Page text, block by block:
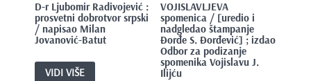
D-r Ljubomir Radivojević :
prosvetni dobrotvor srpski
/ napisao Milan
Jovanović-Batut
VIDI VIŠE
VOJISLAVLJEVA
spomenica / [uredio i
nadgledao štampanje
Đorđe S. Đorđević] ; izdao
Odbor za podizanje
spomenika Vojislavu J.
Ilijću